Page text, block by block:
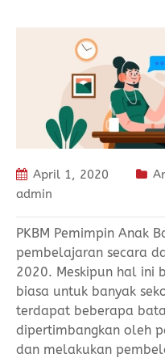
April 1, 2020
admin
PKBM Pemimpin Anak
pembelajaran secara
2020. Meskipun hal ini
biasa untuk banyak
terdapat beberapa
dipertimbangkan oleh
dan melakukan